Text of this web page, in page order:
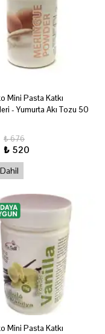
Mini Pasta Katkı
- Yumurta Akı Tozu 50
₺ 676
₺ 520
Mini Pasta Katkı